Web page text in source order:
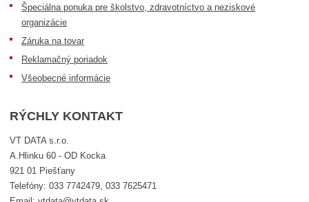
Špeciálna ponuka pre školstvo, zdravotníctvo a neziskové
organizácie
Záruka na tovar
Reklamačný poriadok
Všeobecné informácie
RÝCHLY KONTAKT
VT DATA s.r.o.
A.Hlinku 60 - OD Kocka
921 01 Piešťany
Telefóny: 033 7742479, 033 7625471